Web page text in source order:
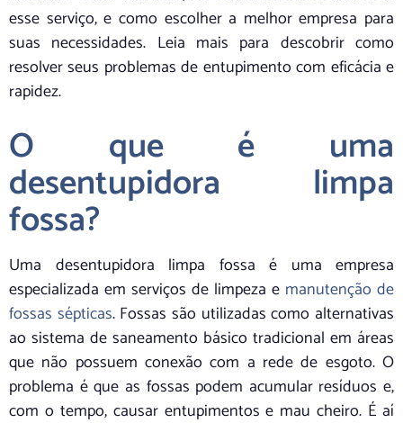
esse serviço, e como escolher a melhor empresa para
suas necessidades. Leia mais para descobrir como
resolver seus problemas de entupimento com eficácia e
rapidez.
O que é uma
desentupidora limpa
fossa?
Uma desentupidora limpa fossa é uma empresa
especializada em serviços de limpeza e manutenção de
fossas sépticas. Fossas são utilizadas como alternativas
ao sistema de saneamento básico tradicional em áreas
que não possuem conexão com a rede de esgoto. O
problema é que as fossas podem acumular resíduos e,
com o tempo, causar entupimentos e mau cheiro. É aí